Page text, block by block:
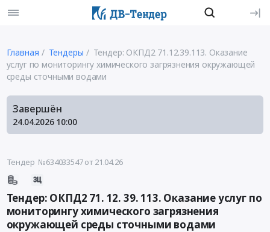
Главная Тендеры
Тендер: ОКПД2 71.12.39.113. Оказание
услуг по мониторингу химического загрязнения окружающей
среды сточными водами
Завершён
24.04.2026 10:00
Тендер №634033547от 21.04.26
Тендер: ОКПД2 71. 12. 39. 113. Оказание услуг по
мониторингу химического загрязнения
окружающей среды сточными водами